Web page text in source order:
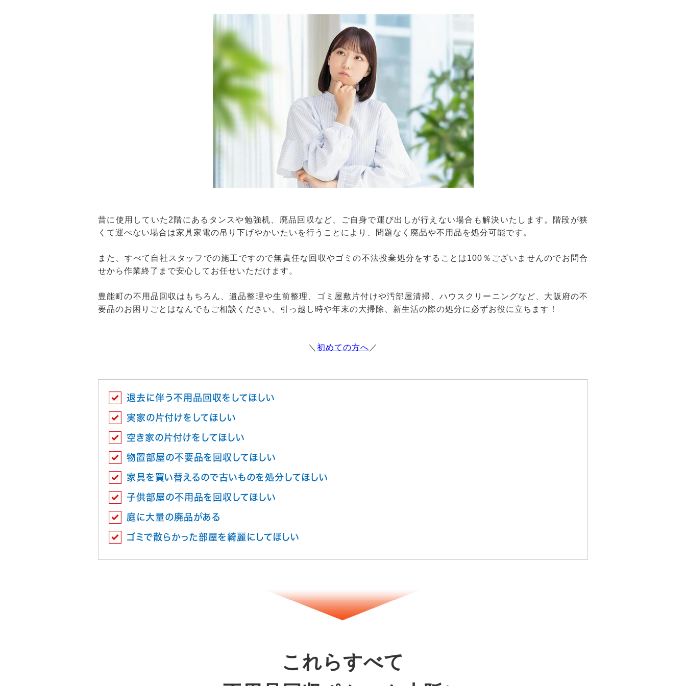
昔に使用していた2階にあるタンスや勉強机、廃品回収など、ご自身で運び出しが行えない場合も解決いたします。階段が狭
くて運べない場合は家具家電の吊り下げやかいたいを行うことにより、問題なく廃品や不用品を処分可能です。
また、すべて自社スタッフでの施工ですので無責任な回収やゴミの不法投棄処分をすることは100％ございませんのでお問合
せから作業終了まで安心してお任せいただけます。
豊能町の不用品回収はもちろん、遺品整理や生前整理、ゴミ屋敷片付けや汚部屋清掃、ハウスクリーニングなど、大阪府の不
要品のお困りごとはなんでもご相談ください。引っ越し時や年末の大掃除、新生活の際の処分に必ずお役に立ちます！
＼ 初めての方へ ／
退去に伴う不用品回収をしてほしい
実家の片付けをしてほしい
空き家の片付けをしてほしい
物置部屋の不要品を回収してほしい
家具を買い替えるので古いものを処分してほしい
子供部屋の不用品を回収してほしい
庭に大量の廃品がある
ゴミで散らかった部屋を綺麗にしてほしい
これらすべて